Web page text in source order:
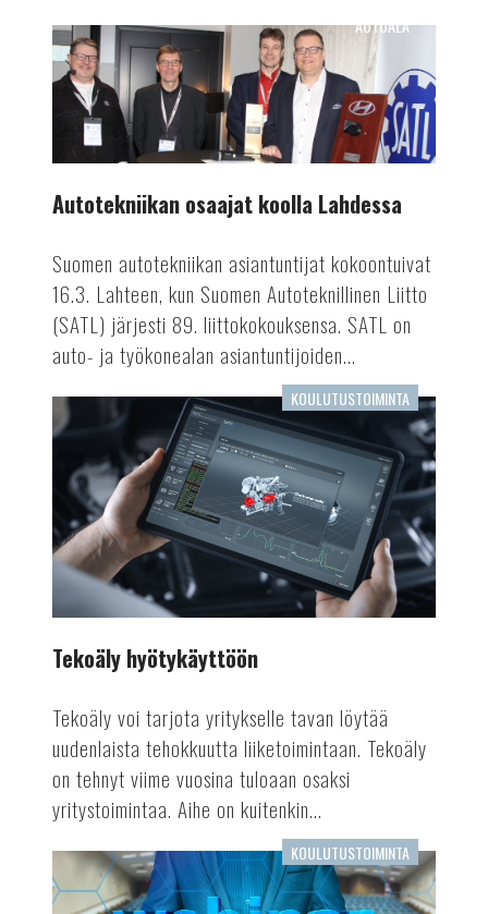
Autotekniikan
osaajat
koolla
Lahdessa
AUTOALA
Autotekniikan osaajat koolla Lahdessa
Suomen autotekniikan asiantuntijat kokoontuivat
16.3. Lahteen, kun Suomen Autoteknillinen Liitto
(SATL) järjesti 89. liittokokouksensa. SATL on
auto- ja työkonealan asiantuntijoiden...
Tekoäly
hyötykäyttöön
KOULUTUSTOIMINTA
Tekoäly hyötykäyttöön
Tekoäly voi tarjota yritykselle tavan löytää
uudenlaista tehokkuutta liiketoimintaan. Tekoäly
on tehnyt viime vuosina tuloaan osaksi
yritystoimintaa. Aihe on kuitenkin...
Mielenkiintoista
seurattavaa:
KOULUTUSTOIMINTA